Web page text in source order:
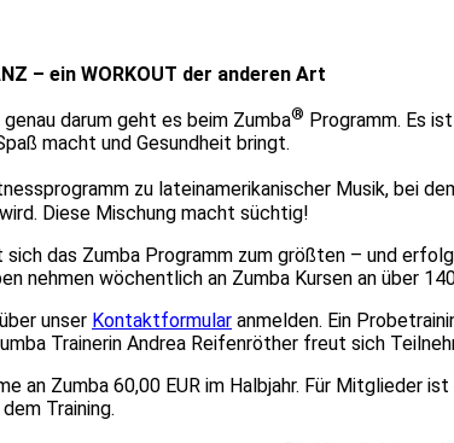
– ein WORKOUT der anderen Art
darum geht es beim Zumba® Programm. Es
macht und Gesundheit bringt.
zu lateinamerikanischer Musik, bei
Diese Mischung macht süchtig!
sich das Zumba Programm zum größten – und
nehmen wöchentlich an Zumba Kursen an über
unser Kontaktformular anmelden. Ein
Trainerin Andrea Reifenröther freut sich
an Zumba 60,00 EUR im Halbjahr. Für Mitglieder
Training.